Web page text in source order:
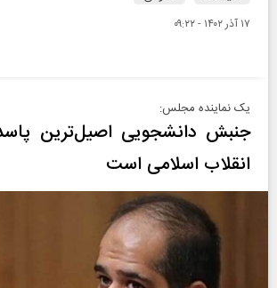
۱۷ آذر ۱۴۰۲ - ۰۹:۲۲
یک نماینده مجلس:
جنبش دانشجویی اصیل‌ترین
انقلاب اسلامی است